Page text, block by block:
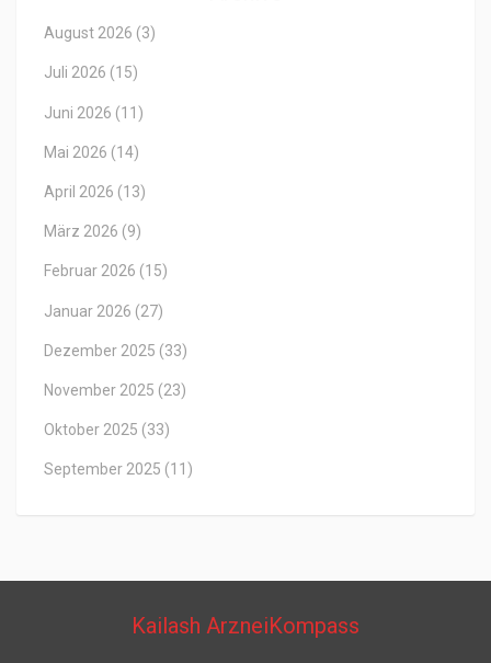
August 2026 (3)
Juli 2026 (15)
Juni 2026 (11)
Mai 2026 (14)
April 2026 (13)
März 2026 (9)
Februar 2026 (15)
Januar 2026 (27)
Dezember 2025 (33)
November 2025 (23)
Oktober 2025 (33)
September 2025 (11)
Kailash ArzneiKompass